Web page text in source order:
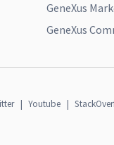
GeneXus
GeneXus
| Youtube |